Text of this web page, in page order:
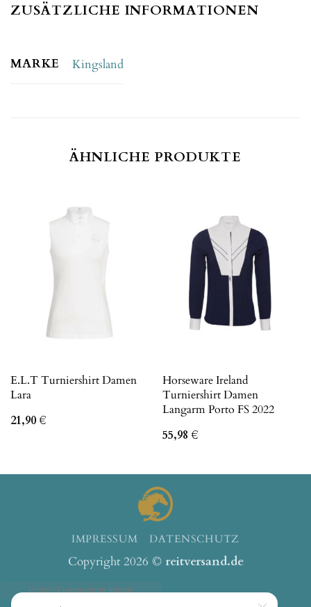
ZUSÄTZLICHE INFORMATIONEN
MARKE Kingsland
ÄHNLICHE PRODUKTE
E.L.T Turniershirt Damen
Lara
21,90€
Horseware Ireland
Turniershirt Damen
Langarm Porto FS 2022
55,98 €
IMPRESSUM DATENSCHUTZ
Copyright 2026 © reitversand.de